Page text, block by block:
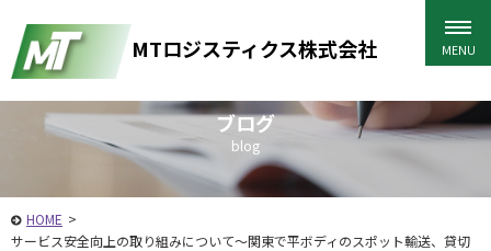
MTロジスティクス株式会社
ブログ
blog
HOME >
サービス安全向上の取り組みについて～関東で平ボディのスポット輸送、貸切